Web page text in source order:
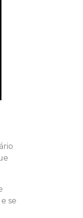
se